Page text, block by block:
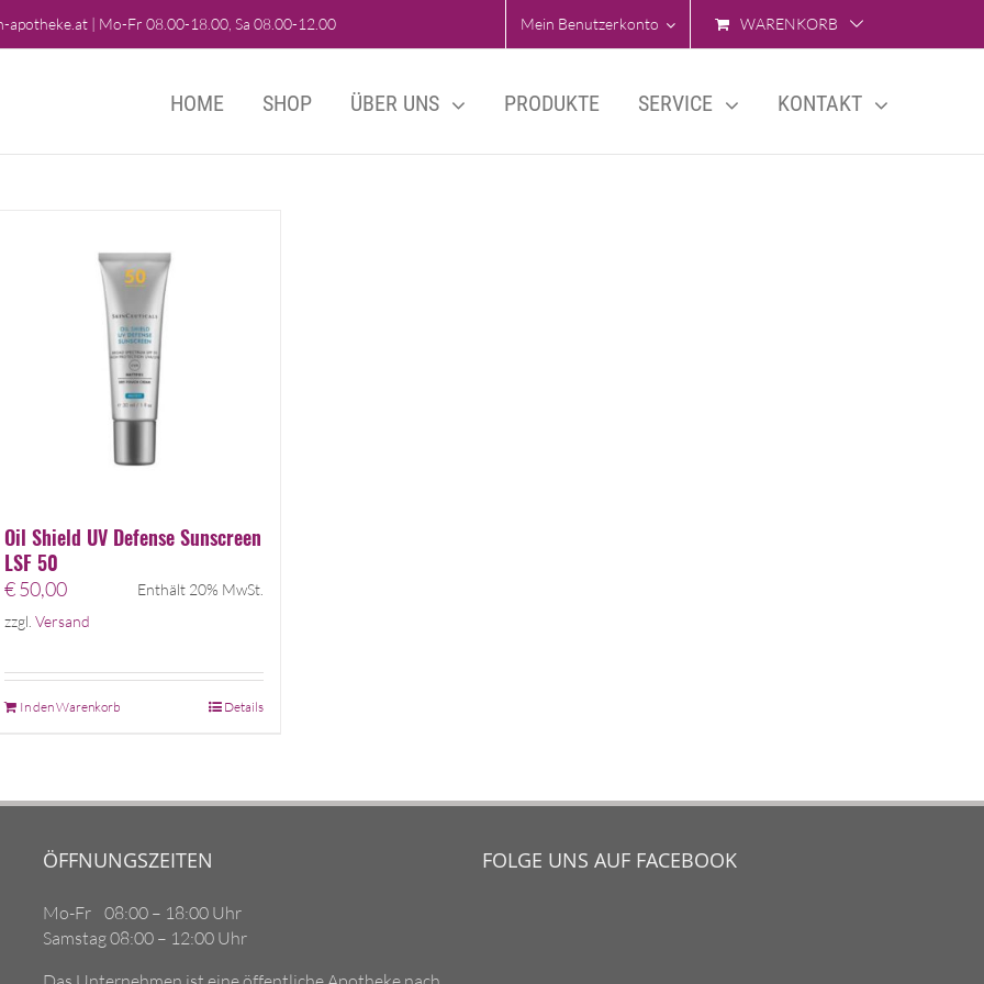
apotheke.at | Mo-Fr 08.00-18.00, Sa 08.00-12.00 Mein Benutzerkonto WARENKORB
HOME SHOP ÜBER UNS PRODUKTE SERVICE KONTAKT
Oil Shield UV Defense Sunscreen
LSF 50
€50,00
Enthält 20% MwSt.
zzgl.Versand
In den Warenkorb Details
ÖFFNUNGSZEITEN
Mo-Fr 08:00 – 18:00 Uhr
Samstag 08:00 – 12:00 Uhr
FOLGE UNS AUF FACEBOOK